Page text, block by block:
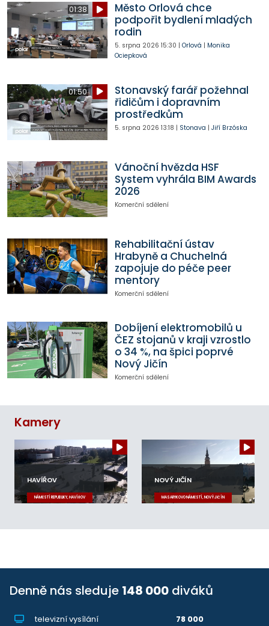
01:38
Město Orlová chce
podpořit bydlení mladých
rodin
5. srpna 2026 15:30 | Orlová | Monika
Ociepková
01:50
Stonavský farář požehnal
řidičům i dopravním
prostředkům
5. srpna 2026 13:18 | Stonava | Jiří Brzóska
Vánoční hvězda HSF
System vyhrála BIM Awards
2026
Komerční sdělení
Rehabilitační ústav
Hrabyně a Chuchelná
zapojuje do péče peer
mentory
Komerční sdělení
Dobíjení elektromobilů u
ČEZ stojanů v kraji vzrostlo
o 34 %, na špici poprvé
Nový Jičín
Komerční sdělení
Kamery
HAVÍŘOV
NÁMĚSTÍ REPUBLIKY, HAVÍŘOV
NOVÝ JIČÍN
MASARYKOVO NÁMĚSTÍ, NOVÝ JIČÍN
Denně nás sleduje 148 000 diváků
televizní vysílání
78 000